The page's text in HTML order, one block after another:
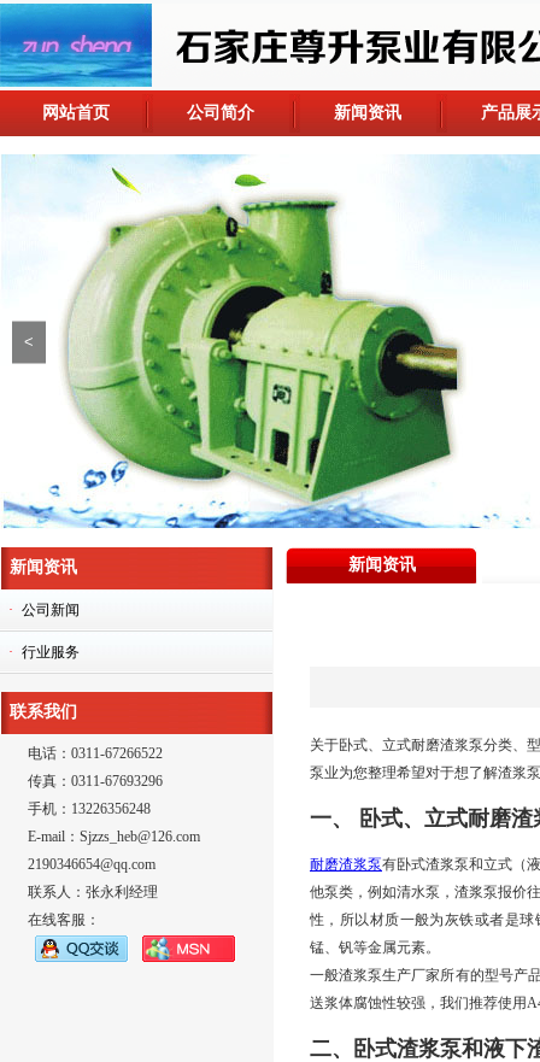
网站首页 公司简介 新闻资讯 产品展
<
新闻资讯
· 公司新闻
· 行业服务
联系我们
电话：0311-67266522
传真：0311-67693296
手机：13226356248
E-mail：Sjzzs_heb@126.com
2190346654@qq.com
联系人：张永利经理
在线客服：
新闻资讯
关于卧式、立式耐磨渣浆泵分类、
泵业为您整理希望对于想了解渣浆
一、 卧式、立式耐磨渣
耐磨渣浆泵有卧式渣浆泵和立式（
他泵类，例如清水泵，渣浆泵报价
性，所以材质一般为灰铁或者是
锰、钒等金属元素。
一般渣浆泵生产厂家所有的型号产
送浆体腐蚀性较强，我们推荐使用
二、 卧式渣浆泵和液下